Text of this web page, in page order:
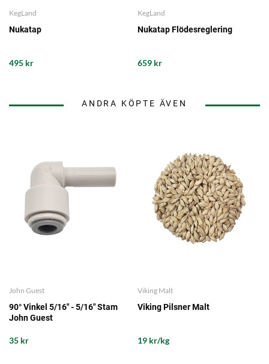
KegLand
Nukatap
495 kr
KegLand
Nukatap Flödesreglering
659 kr
ANDRA KÖPTE ÄVEN
John Guest
90° Vinkel 5/16" - 5/16" Stam
John Guest
35 kr
Viking Malt
Viking Pilsner Malt
19 kr/kg